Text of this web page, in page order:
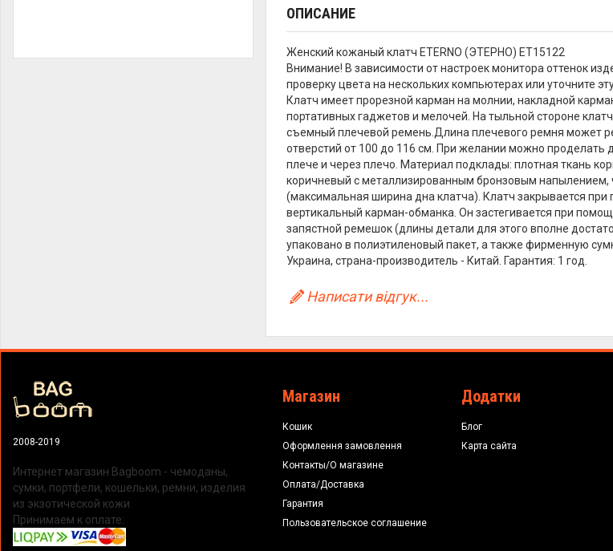
ОПИСАНИЕ
Женский кожаный клатч ETERNO (ЭТЕРНО) ET15122
Внимание! В зависимости от настроек монитора оттенок
проверку цвета на нескольких компьютерах или уточните
Клатч имеет прорезной карман на молнии, накладной
портативных гаджетов и мелочей. На тыльной стороне
съемный плечевой ремень.Длина плечевого ремня может
отверстий от 100 до 116 см. При желании можно проделать
плече и через плечо. Материал подклады: плотная ткань
коричневый с металлизированным бронзовым
(максимальная ширина дна клатча). Клатч закрывается
вертикальный карман-обманка. Он застегивается при
запястной ремешок (длины детали для этого вполне
упаковано в полиэтиленовый пакет, а также фирменную
Украина, страна-производитель - Китай. Гарантия: 1 год.
Написати відгук...
2008-2019
Интернет магазин Bagboom - чемоданы,
сумки, портфели, кошельки, ремни, изделия
из экзотической кожи.
Принимаем к оплате:
Магазин
Кошик
Оформлення замовлення
Контакты/О магазине
Оплата/Доставка
Гарантия
Пользовательское соглашение
Додатки
Блог
Карта сайта